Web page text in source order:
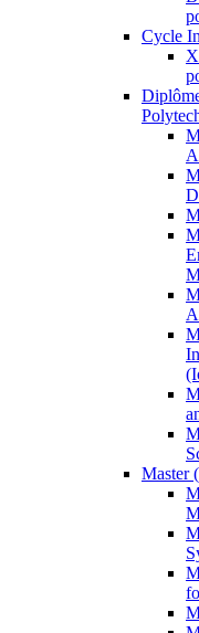
Cycle
Master